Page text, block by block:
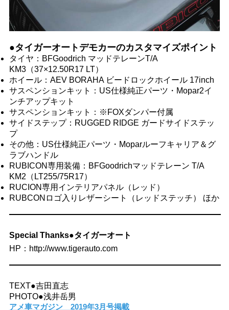
●タイガーオートデモカーのカスタマイズポイント
タイヤ：BFGoodrich マッドテレーンT/A
KM3（37×12.50R17 LT）
ホイール：AEV BORAHA ビードロックホイール 17inch
サスペンションキット：US仕様純正パーツ・Mopar2イ
ンチアップキット
サスペンションキット：※FOXダンパー付属
サイドステップ：RUGGED RIDGE ガードサイドステッ
プ
その他：US仕様純正パーツ・Moparルーフキャリア＆グ
ラブハンドル
RUBICON専用装備：BFGoodrichマッドテレーン T/A
KM2（LT255/75R17）
RUCION専用インテリアパネル（レッド）
RUBCONロゴ入りレザーシート（レッドステッチ） ほか
Special Thanks●タイガーオート
HP：http://www.tigerauto.com
TEXT●吉田直志
PHOTO●浅井岳男
アメ車マガジン 2019年3月号掲載